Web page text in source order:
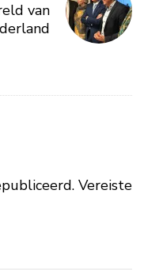
van
Vereiste